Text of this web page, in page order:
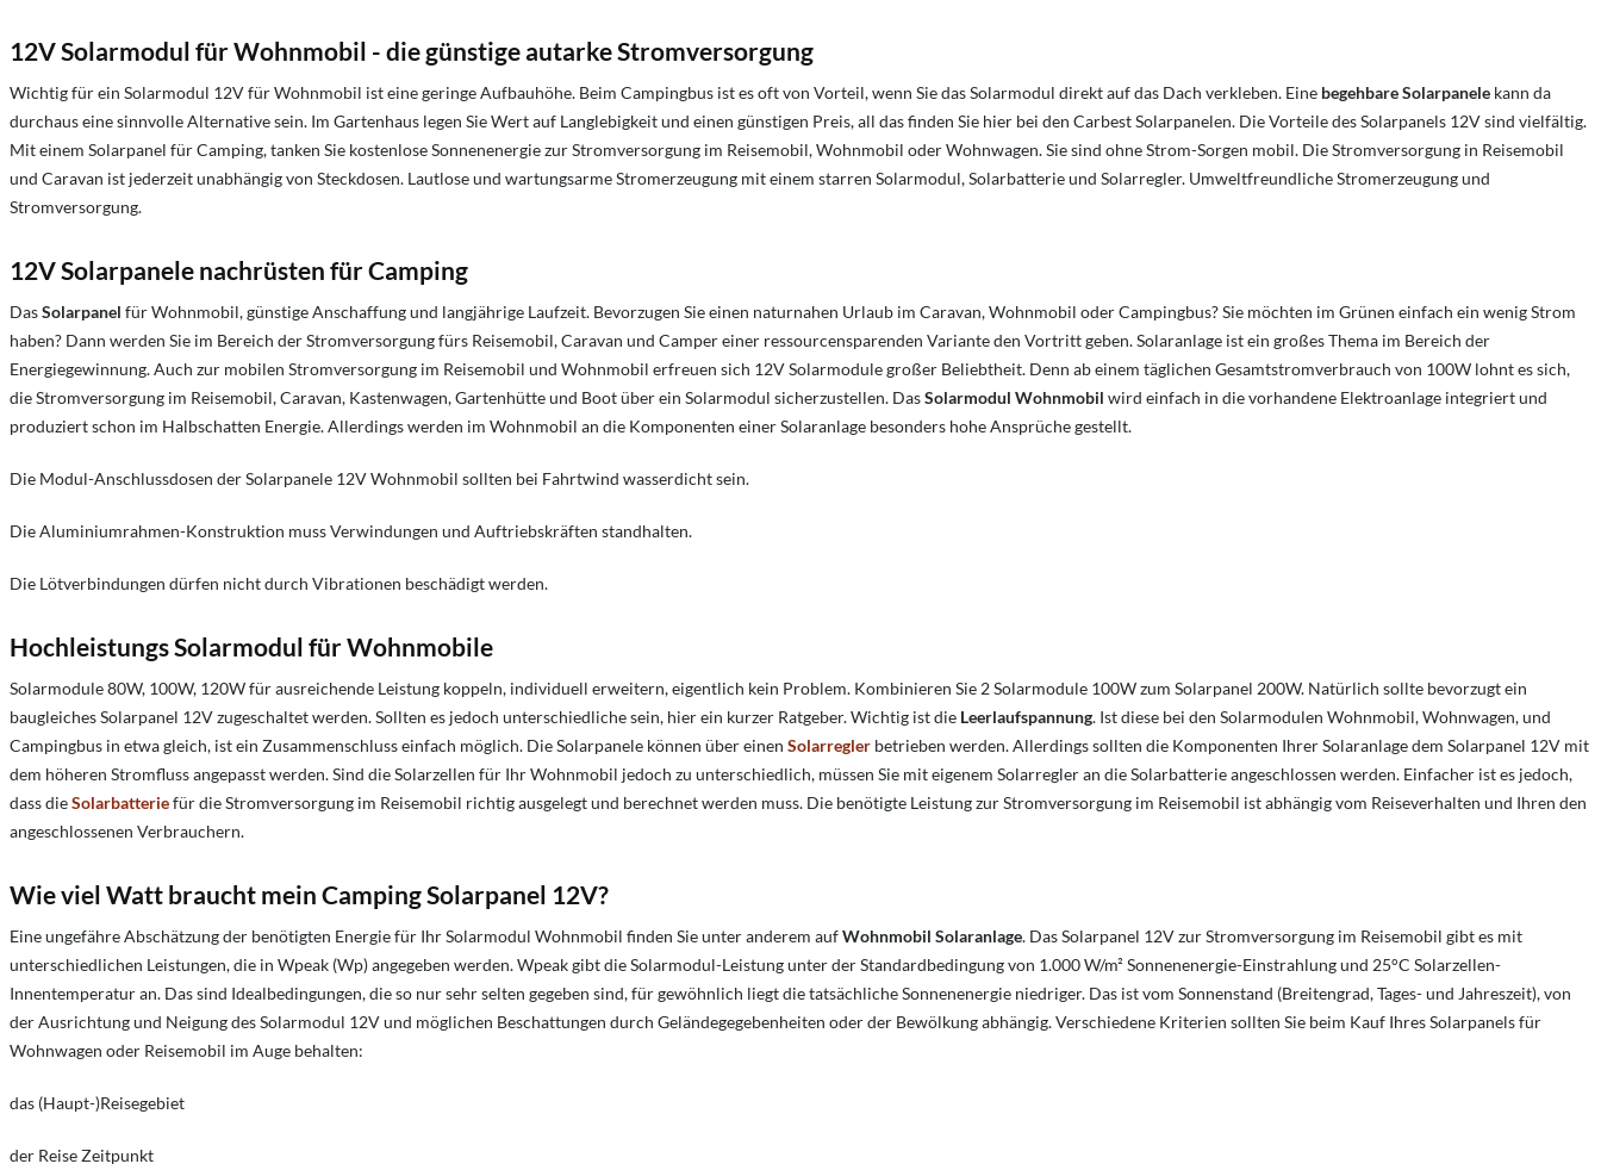
12V Solarmodul für Wohnmobil - die günstige autarke Stromversorgung
Wichtig für ein Solarmodul 12V für Wohnmobil ist eine geringe Aufbauhöhe. Beim Campingbus ist es oft von Vorteil, wenn Sie das Solarmodul direkt auf das Dach verkleben. Eine begehbare Solarpanele kann da
durchaus eine sinnvolle Alternative sein. Im Gartenhaus legen Sie Wert auf Langlebigkeit und einen günstigen Preis, all das finden Sie hier bei den Carbest Solarpanelen. Die Vorteile des Solarpanels 12V sind vielfältig.
Mit einem Solarpanel für Camping, tanken Sie kostenlose Sonnenenergie zur Stromversorgung im Reisemobil, Wohnmobil oder Wohnwagen. Sie sind ohne Strom-Sorgen mobil. Die Stromversorgung in Reisemobil
und Caravan ist jederzeit unabhängig von Steckdosen. Lautlose und wartungsarme Stromerzeugung mit einem starren Solarmodul, Solarbatterie und Solarregler. Umweltfreundliche Stromerzeugung und
Stromversorgung.
12V Solarpanele nachrüsten für Camping
DasSolarpanel für Wohnmobil, günstige Anschaffung und langjährige Laufzeit. Bevorzugen Sie einen naturnahen Urlaub im Caravan, Wohnmobil oder Campingbus? Sie möchten im Grünen einfach ein wenig Strom
haben? Dann werden Sie im Bereich der Stromversorgung fürs Reisemobil, Caravan und Camper einer ressourcensparenden Variante den Vortritt geben. Solaranlage ist ein großes Thema im Bereich der
Energiegewinnung. Auch zur mobilen Stromversorgung im Reisemobil und Wohnmobil erfreuen sich 12V Solarmodule großer Beliebtheit. Denn ab einem täglichen Gesamtstromverbrauch von 100W lohnt es sich,
die Stromversorgung im Reisemobil, Caravan, Kastenwagen, Gartenhütte und Boot über ein Solarmodul sicherzustellen. DasSolarmodul Wohnmobil wird einfach in die vorhandene Elektroanlage integriert und
produziert schon im Halbschatten Energie. Allerdings werden im Wohnmobil an die Komponenten einer Solaranlage besonders hohe Ansprüche gestellt.
Die Modul-Anschlussdosen der Solarpanele 12V Wohnmobil sollten bei Fahrtwind wasserdicht sein.
Die Aluminiumrahmen-Konstruktion muss Verwindungen und Auftriebskräften standhalten.
Die Lötverbindungen dürfen nicht durch Vibrationen beschädigt werden.
Hochleistungs Solarmodul für Wohnmobile
Solarmodule 80W, 100W, 120W für ausreichende Leistung koppeln, individuell erweitern, eigentlich kein Problem. Kombinieren Sie 2 Solarmodule 100W zum Solarpanel 200W. Natürlich sollte bevorzugt ein
baugleiches Solarpanel 12V zugeschaltet werden. Sollten es jedoch unterschiedliche sein, hier ein kurzer Ratgeber. Wichtig ist die Leerlaufspannung. Ist diese bei den Solarmodulen Wohnmobil, Wohnwagen, und
Campingbus in etwa gleich, ist ein Zusammenschluss einfach möglich. Die Solarpanele können über einen Solarregler betrieben werden. Allerdings sollten die Komponenten Ihrer Solaranlage dem Solarpanel 12V mit
dem höheren Stromfluss angepasst werden. Sind die Solarzellen für Ihr Wohnmobil jedoch zu unterschiedlich, müssen Sie mit eigenem Solarregler an die Solarbatterie angeschlossen werden. Einfacher ist es jedoch,
dass dieSolarbatteriefür die Stromversorgung im Reisemobil richtig ausgelegt und berechnet werden muss. Die benötigte Leistung zur Stromversorgung im Reisemobil ist abhängig vom Reiseverhalten und Ihren den
angeschlossenen Verbrauchern.
Wie viel Watt braucht mein Camping Solarpanel 12V?
Eine ungefähre Abschätzung der benötigten Energie für Ihr Solarmodul Wohnmobil finden Sie unter anderem aufWohnmobil Solaranlage. Das Solarpanel 12V zur Stromversorgung im Reisemobil gibt es mit
unterschiedlichen Leistungen, die in Wpeak (Wp) angegeben werden. Wpeak gibt die Solarmodul-Leistung unter der Standardbedingung von 1.000 W/m² Sonnenenergie-Einstrahlung und 25°C Solarzellen-
Innentemperatur an. Das sind Idealbedingungen, die so nur sehr selten gegeben sind, für gewöhnlich liegt die tatsächliche Sonnenenergie niedriger. Das ist vom Sonnenstand (Breitengrad, Tages- und Jahreszeit), von
der Ausrichtung und Neigung des Solarmodul 12V und möglichen Beschattungen durch Geländegegebenheiten oder der Bewölkung abhängig. Verschiedene Kriterien sollten Sie beim Kauf Ihres Solarpanels für
Wohnwagen oder Reisemobil im Auge behalten:
das (Haupt-)Reisegebiet
der Reise Zeitpunkt